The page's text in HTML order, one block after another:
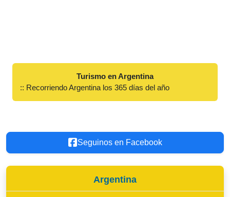
Turismo en Argentina
:: Recorriendo Argentina los 365 días del año
Seguinos en Facebook
Argentina